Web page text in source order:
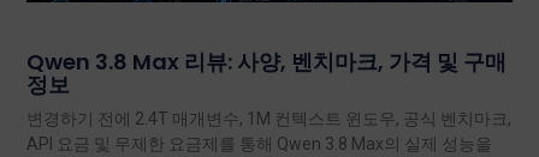
Qwen 3.8 Max 리뷰: 사양, 벤치마크, 가격 및 구매
정보
변경하기 전에 2.4T 매개변수, 1M 컨텍스트 윈도우, 공식 벤치마크,
API 요금 및 무제한 요금제를 통해 Qwen 3.8 Max의 실제 성능을